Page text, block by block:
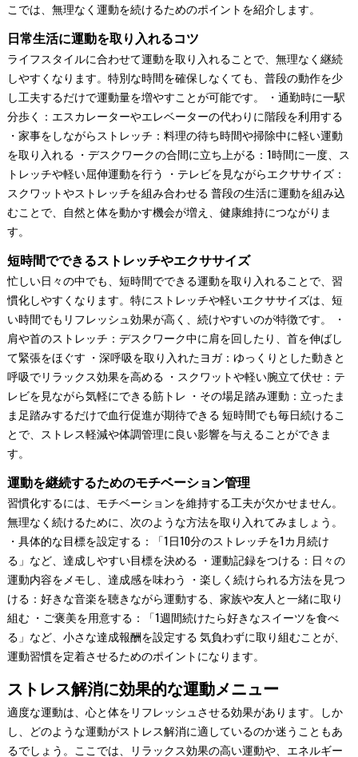
こでは、無理なく運動を続けるためのポイントを紹介します。
日常生活に運動を取り入れるコツ
ライフスタイルに合わせて運動を取り入れることで、無理なく継続
しやすくなります。特別な時間を確保しなくても、普段の動作を少
し工夫するだけで運動量を増やすことが可能です。 ・通勤時に一駅
分歩く：エスカレーターやエレベーターの代わりに階段を利用する
・家事をしながらストレッチ：料理の待ち時間や掃除中に軽い運動
を取り入れる ・デスクワークの合間に立ち上がる：1時間に一度、ス
トレッチや軽い屈伸運動を行う ・テレビを見ながらエクササイズ：
スクワットやストレッチを組み合わせる 普段の生活に運動を組み込
むことで、自然と体を動かす機会が増え、健康維持につながりま
す。
短時間でできるストレッチやエクササイズ
忙しい日々の中でも、短時間でできる運動を取り入れることで、習
慣化しやすくなります。特にストレッチや軽いエクササイズは、短
い時間でもリフレッシュ効果が高く、続けやすいのが特徴です。 ・
肩や首のストレッチ：デスクワーク中に肩を回したり、首を伸ばし
て緊張をほぐす ・深呼吸を取り入れたヨガ：ゆっくりとした動きと
呼吸でリラックス効果を高める ・スクワットや軽い腕立て伏せ：テ
レビを見ながら気軽にできる筋トレ ・その場足踏み運動：立ったま
ま足踏みするだけで血行促進が期待できる 短時間でも毎日続けるこ
とで、ストレス軽減や体調管理に良い影響を与えることができま
す。
運動を継続するためのモチベーション管理
習慣化するには、モチベーションを維持する工夫が欠かせません。
無理なく続けるために、次のような方法を取り入れてみましょう。
・具体的な目標を設定する：「1日10分のストレッチを1カ月続け
る」など、達成しやすい目標を決める ・運動記録をつける：日々の
運動内容をメモし、達成感を味わう ・楽しく続けられる方法を見つ
ける：好きな音楽を聴きながら運動する、家族や友人と一緒に取り
組む ・ご褒美を用意する：「1週間続けたら好きなスイーツを食べ
る」など、小さな達成報酬を設定する 気負わずに取り組むことが、
運動習慣を定着させるためのポイントになります。
ストレス解消に効果的な運動メニュー
適度な運動は、心と体をリフレッシュさせる効果があります。しか
し、どのような運動がストレス解消に適しているのか迷うこともあ
るでしょう。ここでは、リラックス効果の高い運動や、エネルギー